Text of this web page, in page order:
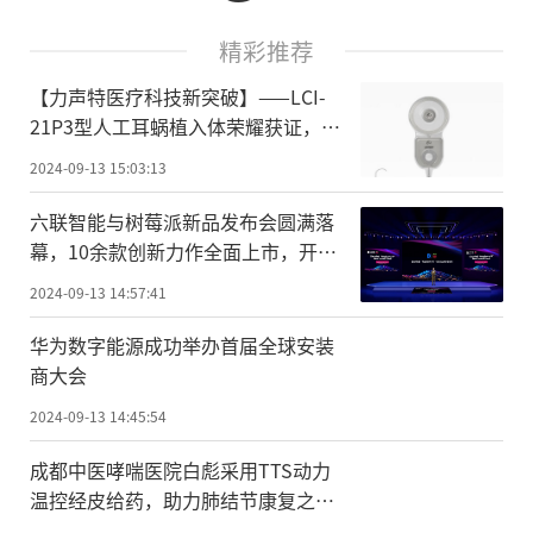
精彩推荐
【力声特医疗科技新突破】——LCI-
21P3型人工耳蜗植入体荣耀获证，开
2024-09-13 15:03:13
六联智能与树莓派新品发布会圆满落
幕，10余款创新力作全面上市，开启
2024-09-13 14:57:41
华为数字能源成功举办首届全球安装
商大会
2024-09-13 14:45:54
成都中医哮喘医院白彪采用TTS动力
温控经皮给药，助力肺结节康复之